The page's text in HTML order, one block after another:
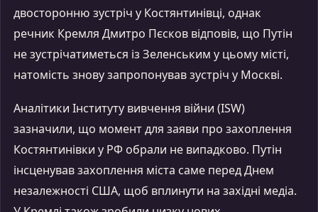
двосторонню зустріч у Костянтинівці, однак
речник Кремля Дмитро Пєсков відповів, що Путін
не зустрічатиметься із Зеленським у цьому місті,
натомість знову запропонував зустріч у Москві.
Аналітики Інституту вивчення війни (ISW)
зазначили, що момент для заяви про захоплення
Костянтинівки у РФ обрали не випадково. Путін
інсценував захоплення міста саме перед Днем
незалежності США, щоб вплинути на західні медіа.